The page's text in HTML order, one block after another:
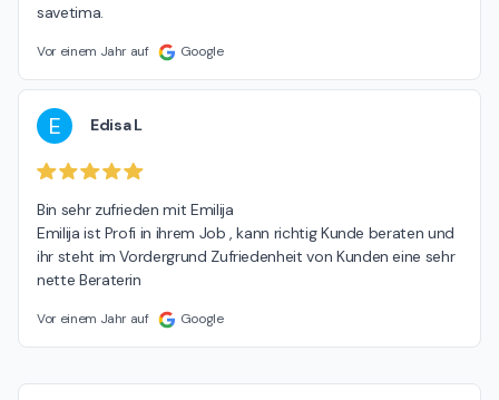
savetima.
Vor einem Jahr auf Google
E Edisa L
Bin sehr zufrieden mit Emilija
Emilija ist Profi in ihrem Job , kann richtig Kunde beraten und
ihr steht im Vordergrund Zufriedenheit von Kunden eine sehr
nette Beraterin
Vor einem Jahr auf Google